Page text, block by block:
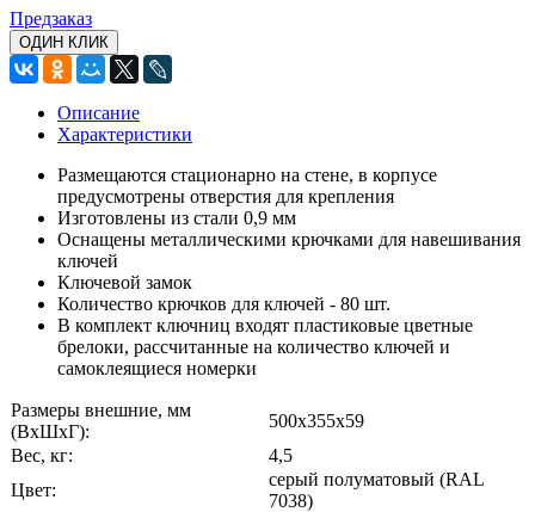
Предзаказ
ОДИН КЛИК
Описание
Характеристики
Размещаются стационарно на стене, в корпусе
предусмотрены отверстия для крепления
Изготовлены из стали 0,9 мм
Оснащены металлическими крючками для навешивания
ключей
Ключевой замок
Количество крючков для ключей - 80 шт.
В комплект ключниц входят пластиковые цветные
брелоки, рассчитанные на количество ключей и
самоклеящиеся номерки
Размеры внешние, мм
(ВхШхГ):
500x355x59
Вес, кг:
4,5
Цвет:
серый полуматовый (RAL
7038)